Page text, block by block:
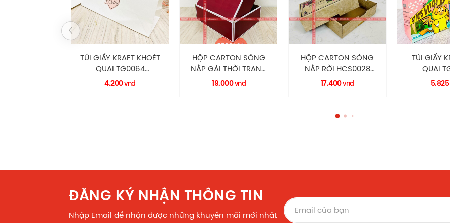
TÚI GIẤY KRAFT KHOÉT
QUAI TG0064
RECOLOR
4.200vnd
HỘP CARTON SÓNG
NẮP GÀI THỜI TRANG
HCS0006 RECOLOR
19.000vnd
HỘP CARTON SÓNG
NẮP RỜI HCS0028
RECOLOR
17.400vnd
TÚI GIẤY
QUAI
5.825
ĐĂNG KÝ NHẬN THÔNG TIN
Nhập Email để nhận được những khuyến mãi mới nhất